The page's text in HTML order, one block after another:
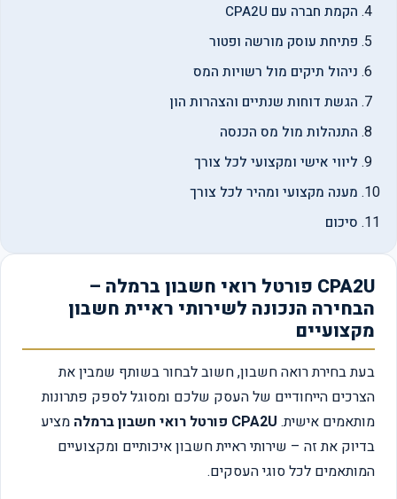
הקמת חברה עם CPA2U
פתיחת עוסק מורשה ופטור
ניהול תיקים מול רשויות המס
הגשת דוחות שנתיים והצהרות הון
התנהלות מול מס הכנסה
ליווי אישי ומקצועי לכל צורך
מענה מקצועי ומהיר לכל צורך
סיכום
CPA2U פורטל רואי חשבון ברמלה –
הבחירה הנכונה לשירותי ראיית חשבון
מקצועיים
בעת בחירת רואה חשבון, חשוב לבחור בשותף שמבין את
הצרכים הייחודיים של העסק שלכם ומסוגל לספק פתרונות
מותאמים אישית.CPA2U פורטל רואי חשבון ברמלה
מציע
בדיוק את זה – שירותי ראיית חשבון איכותיים ומקצועיים
המותאמים לכל סוגי העסקים.